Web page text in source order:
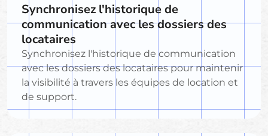
Synchronisez l'historique de
communication avec les dossiers des
locataires
Synchronisez l'historique de communication
avec les dossiers des locataires pour maintenir
la visibilité à travers les équipes de location et
de support.